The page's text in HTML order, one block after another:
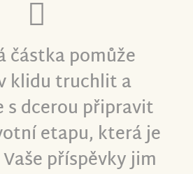
částka pomůže
klidu truchlit a
s dcerou připravit
etapu, která je
příspěvky jim